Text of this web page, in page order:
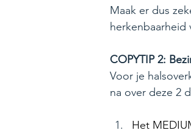
Maak er dus
herkenbaarheid
COPYTIP 2:
Voor je
na over deze 2
Het